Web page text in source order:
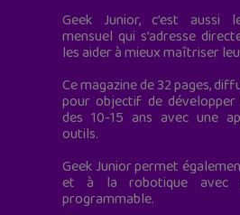
Geek Junior, c’est aussi
mensuel qui s’adresse
les aider à mieux maîtriser
Ce magazine de 32 pages,
pour objectif de
des 10-15 ans avec une
outils.
Geek Junior permet
et à la robotique avec
programmable.